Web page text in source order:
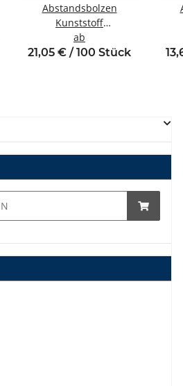
Abstandsbolzen
Kunststoff
Innen/Innengewinde M6
SW10
ab
21,05 € / 100 Stück